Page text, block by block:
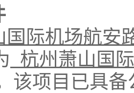
国际机场航安
杭州萧山国
该项目已具备